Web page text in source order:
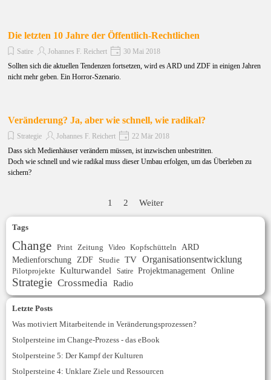
Die letzten 10 Jahre der Öffentlich-Rechtlichen
Satire Johannes F. Reichert
30 Mai 2018
Sollten sich die aktuellen Tendenzen fortsetzen, wird es ARD und ZDF in einigen Jahren
nicht mehr geben. Ein Horror-Szenario.
Veränderung? Ja, aber wie schnell, wie radikal?
Strategie Johannes F. Reichert
22 Mär 2018
Dass sich Medienhäuser verändern müssen, ist inzwischen unbestritten.
Doch wie schnell und wie radikal muss dieser Umbau erfolgen, um das Überleben zu
sichern?
1 2 Weiter
Tags
Change Print Zeitung Video Kopfschütteln
ARD
Medienforschung
ZDF Studie TV Organisationsentwicklung
Pilotprojekte Kulturwandel Satire Projektmanagement Online
Strategie Crossmedia Radio
Letzte Posts
Was motiviert Mitarbeitende in Veränderungsprozessen?
Stolpersteine im Change-Prozess - das eBook
Stolpersteine 5: Der Kampf der Kulturen
Stolpersteine 4: Unklare Ziele und Ressourcen